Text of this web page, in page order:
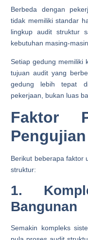
Berbeda dengan
tidak memiliki standar
lingkup audit struktur
kebutuhan masing-
Setiap gedung memiliki
tujuan audit yang
gedung lebih tepat
pekerjaan, bukan luas
Faktor
Berikut beberapa faktor
struktur:
1.
Bangunan
Semakin kompleks